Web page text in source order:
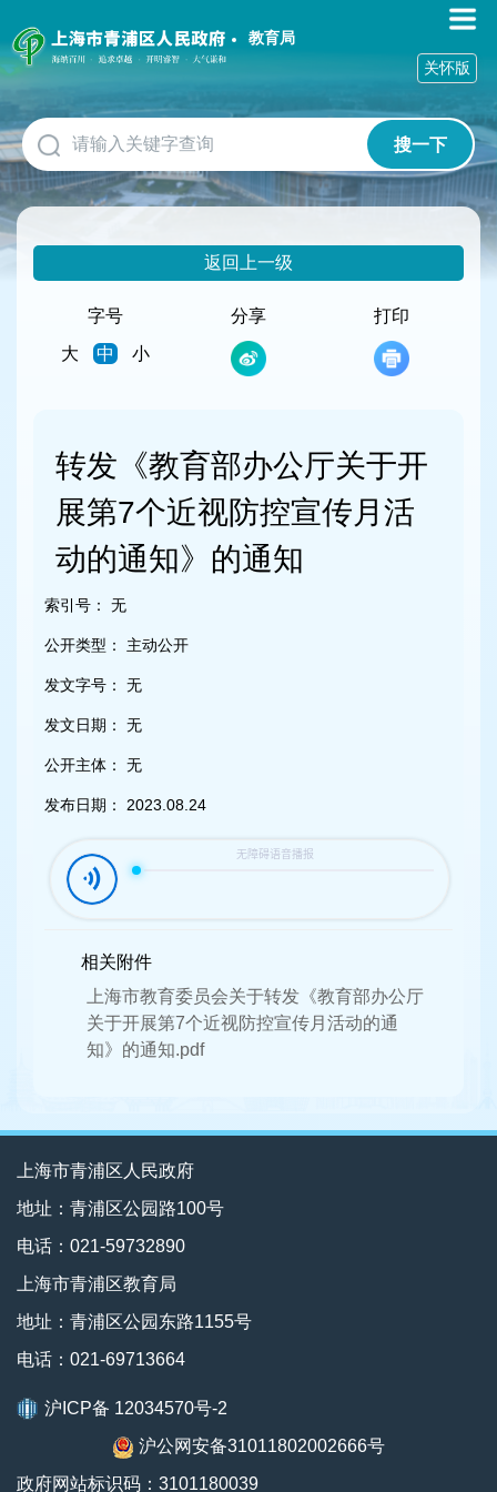
障
碍
作
说
明
跳
到
网
教育局
搜一下
关怀版
返回上一级
字号
大
中 小
分享 打印
转发《教育部办公厅关于开
展第7个近视防控宣传月活
动的通知》的通知
索引号： 无
公开类型： 主动公开
发文字号： 无
发文日期： 无
公开主体： 无
发布日期： 2023.08.24
相关附件
上海市教育委员会关于转发《教育部办公厅
关于开展第7个近视防控宣传月活动的通
知》的通知.pdf
上海市青浦区人民政府
地址：青浦区公园路100号
电话：021-59732890
上海市青浦区教育局
地址：青浦区公园东路1155号
电话：021-69713664
沪ICP备 12034570号-2
沪公网安备31011802002666号
政府网站标识码：3101180039